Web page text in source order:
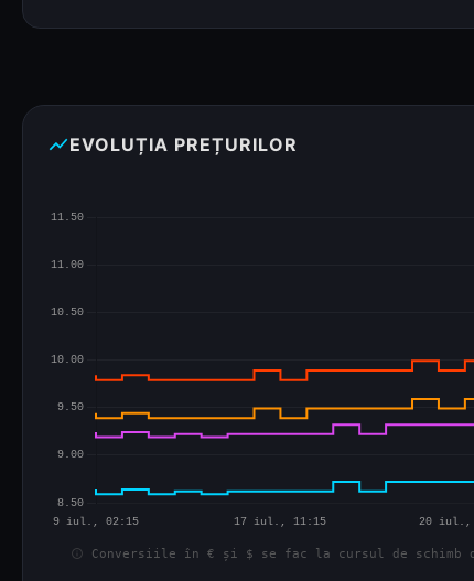
show_chartEVOLUȚIA PREȚURILOR
info
Conversiile în € și $ se fac la cursul de